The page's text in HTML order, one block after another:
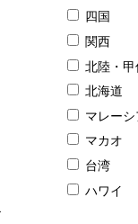
四国
関西
北陸・甲
北海道
マレーシ
マカオ
台湾
ハワイ